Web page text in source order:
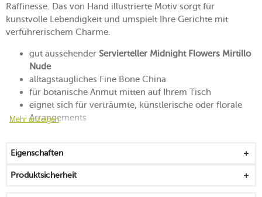
Raffinesse. Das von Hand illustrierte Motiv sorgt für
kunstvolle Lebendigkeit und umspielt Ihre Gerichte mit
verführerischem Charme.
gut aussehender Servierteller Midnight Flowers Mirtillo
Nude
alltagstaugliches Fine Bone China
für botanische Anmut mitten auf Ihrem Tisch
eignet sich für verträumte, künstlerische oder florale
Arrangements
mikrowellen- und backofengeeignet
spülmaschinengeeignet
Mehr anzeigen
Eigenschaften
Produktsicherheit